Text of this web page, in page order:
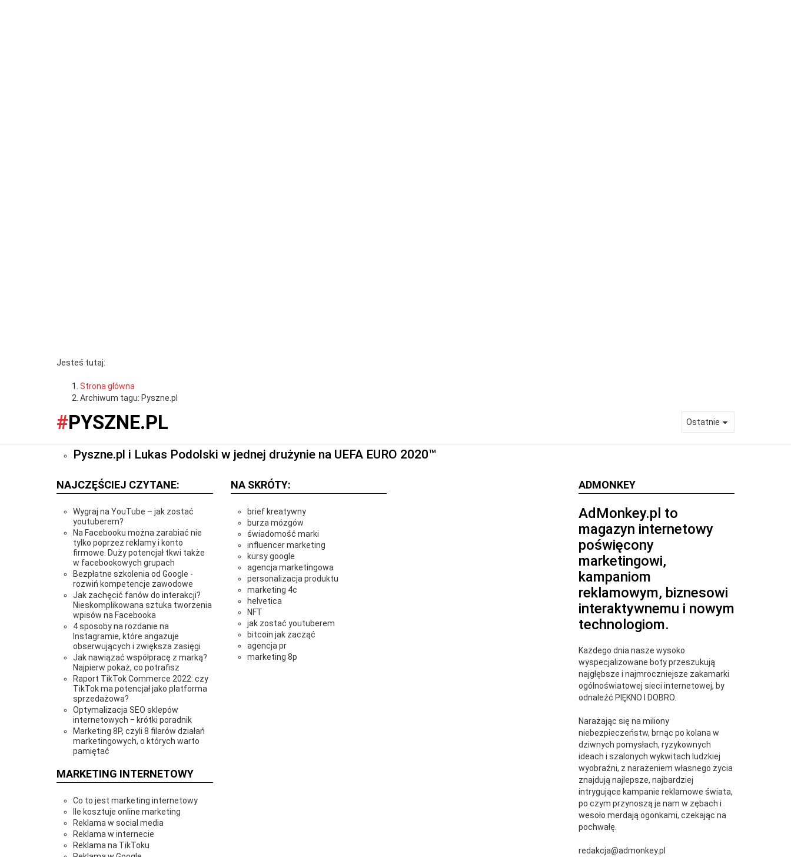
Jesteś tutaj:
Strona główna
Archiwum tagu: Pyszne.pl
PYSZNE.PL
ARTYKUŁY
Czy ktoś powiedział Pyszne.pl na TikToku. Do wygrania rok jedzenia za darmo
Pyszne.pl i Lukas Podolski w jednej drużynie na UEFA EURO 2020™
ARTYKUŁY
TEMATYCZNE
Pyszne.pl i Lukas Podolski w jednej drużynie na UEFA EURO 2020™
NAJCZĘŚCIEJ CZYTANE:
Wygraj na YouTube – jak zostać
youtuberem?
Na Facebooku można zarabiać nie
tylko poprzez reklamy i konto
firmowe. Duży potencjał tkwi także
w facebookowych grupach
Bezpłatne szkolenia od Google -
rozwiń kompetencje zawodowe
Jak zachęcić fanów do interakcji?
Nieskomplikowana sztuka tworzenia
wpisów na Facebooka
4 sposoby na rozdanie na
Instagramie, które angażuje
obserwujących i zwiększa zasięgi
Jak nawiązać współpracę z marką?
Najpierw pokaż, co potrafisz
Raport TikTok Commerce 2022: czy
TikTok ma potencjał jako platforma
sprzedażowa?
Optymalizacja SEO sklepów
internetowych ‒ krótki poradnik
Marketing 8P, czyli 8 filarów działań
marketingowych, o których warto
pamiętać
MARKETING INTERNETOWY
Co to jest marketing internetowy
Ile kosztuje online marketing
Reklama w social media
Reklama w internecie
Reklama na TikToku
NA SKRÓTY:
brief kreatywny
burza mózgów
świadomość marki
influencer marketing
kursy google
agencja marketingowa
personalizacja produktu
marketing 4c
helvetica
NFT
jak zostać youtuberem
bitcoin jak zacząć
agencja pr
marketing 8p
ADMONKEY
AdMonkey.pl to
magazyn internetowy
poświęcony
marketingowi,
kampaniom
reklamowym, biznesowi
interaktywnemu i nowym
technologiom.
Każdego dnia nasze wysoko
wyspecjalizowane boty przeszukują
najgłębsze i najmroczniejsze zakamarki
ogólnoświatowej sieci internetowej, by
odnaleźć PIĘKNO I DOBRO.
Narażając się na miliony
niebezpieczeństw, brnąc po kolana w
dziwnych pomysłach, ryzykownych
ideach i szalonych wykwitach ludzkiej
wyobraźni, z narażeniem własnego życia
znajdują najlepsze, najbardziej
intrygujące kampanie reklamowe świata,
po czym przynoszą je nam w zębach i
wesoło merdają ogonkami, czekając na
pochwałę.
redakcja@admonkey.pl